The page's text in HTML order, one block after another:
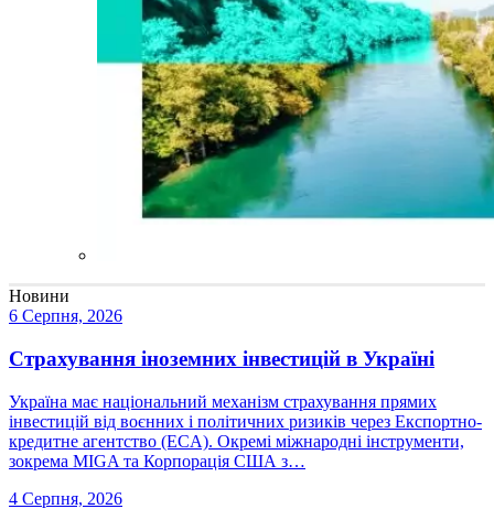
Новини
6 Серпня, 2026
Страхування іноземних інвестицій в Україні
Україна має національний механізм страхування прямих
інвестицій від воєнних і політичних ризиків через Експортно-
кредитне агентство (ECA). Окремі міжнародні інструменти,
зокрема MIGA та Корпорація США з…
4 Серпня, 2026